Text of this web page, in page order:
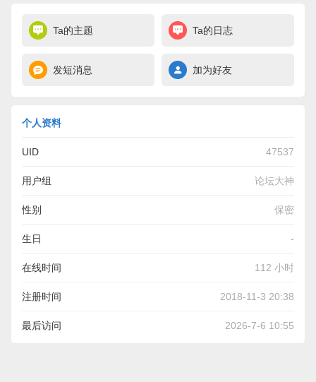
Ta的主题 Ta的日志
发短消息 加为好友
个人资料
UID 47537
用户组 论坛大神
性别 保密
生日 -
在线时间 112 小时
注册时间 2018-11-3 20:38
最后访问 2026-7-6 10:55